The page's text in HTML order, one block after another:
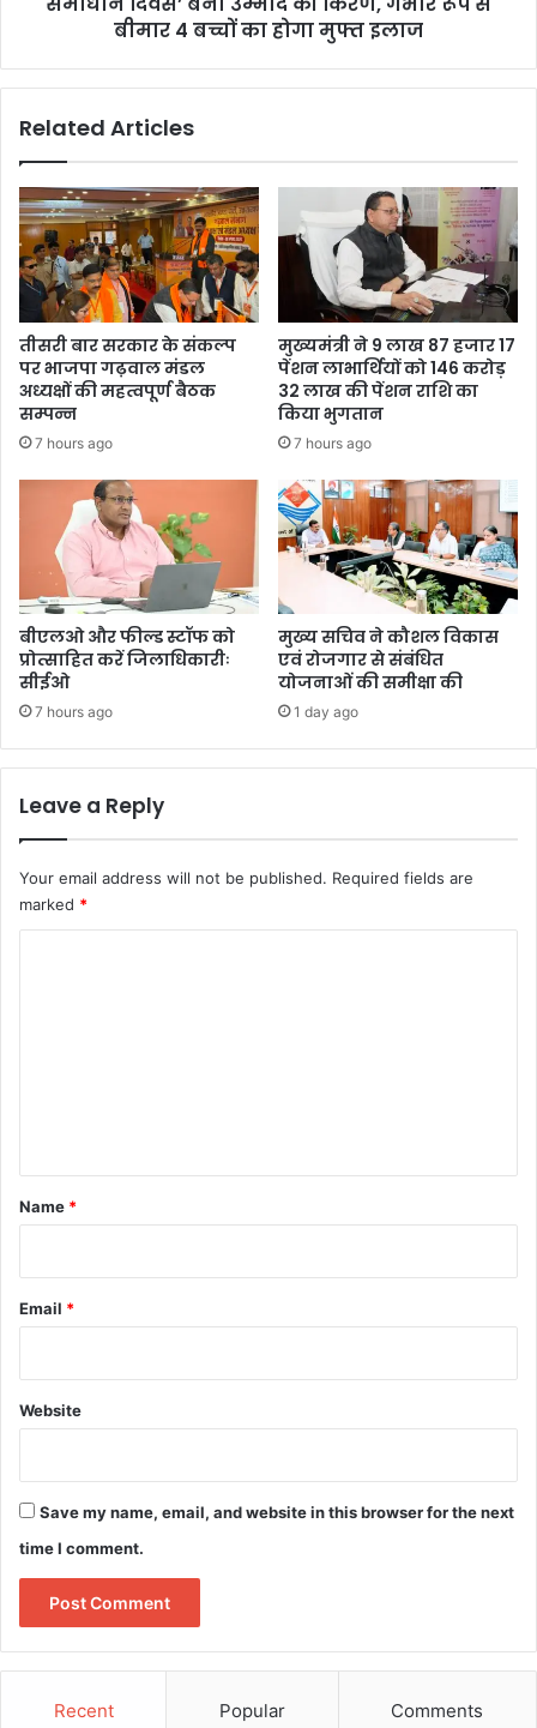
बीमार 4 बच्चों का होगा मुफ्त इलाज
Related Articles
तीसरी बार सरकार के संकल्प
पर भाजपा गढ़वाल मंडल
अध्यक्षों की महत्वपूर्ण बैठक
सम्पन्न
7 hours ago
मुख्यमंत्री ने 9 लाख 87 हजार 17
पेंशन लाभार्थियों को 146 करोड़
32 लाख की पेंशन राशि का
किया भुगतान
7 hours ago
बीएलओ और फील्ड स्टॉफ को
प्रोत्साहित करें जिलाधिकारीः
सीईओ
7 hours ago
मुख्य सचिव ने कौशल विकास
एवं रोजगार से संबंधित
योजनाओं की समीक्षा की
1 day ago
Leave a Reply
Your email address will not be published. Required fields are
marked *
*
Name *
Email *
Website
Save my name, email, and website in this browser for the next
time I comment.
Recent Popular Comments